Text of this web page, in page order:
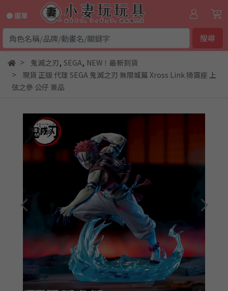
● 選單
搜尋
鬼滅之刃 , SEGA, NEW！最新到貨
現貨 正版 代理 SEGA 鬼滅之刃 無限城篇 Xross Link 猗窩座 上
弦之參 公仔 景品